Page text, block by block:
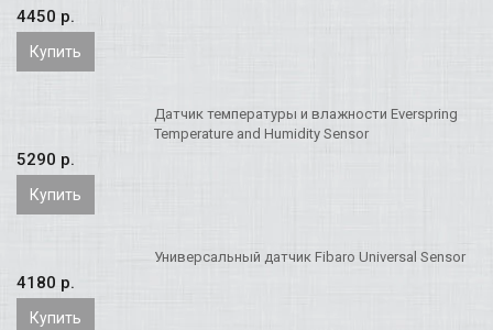
4450 p.
Купить
Датчик температуры и влажности Everspring
Temperature and Humidity Sensor
5290 p.
Купить
Универсальный датчик Fibaro Universal Sensor
4180 p.
Купить